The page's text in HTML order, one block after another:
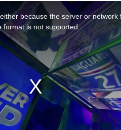
because the server or network
format is not supported.